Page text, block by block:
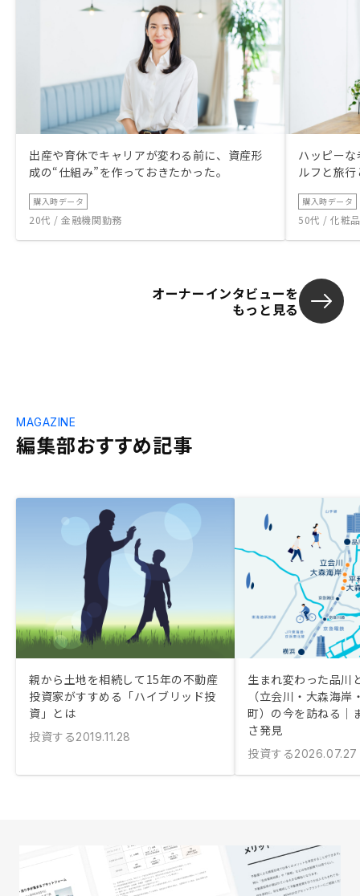
出産や育休でキャリアが変わる前に、資産形
成の“仕組み”を作っておきたかった。
購入時データ
20代 / 金融機関勤務
ハッピー
ルフと旅
購入時データ
50代 / 化粧
オーナーインタビューを
もっと見る
編集部おすすめ記事
MAGAZINE
親から土地を相続して15年の不動産
投資家がすすめる「ハイブリッド投
資」とは
投資する2019.11.28
生まれ変わった品川
（立会川・大森海
町）の今を訪ねる｜
さ発見
投資する2026.07.27